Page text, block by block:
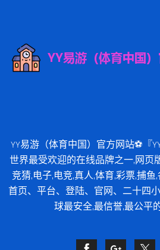
YY易游（体育中国）官方网站⚽️『
世界最受欢迎的在线品牌之一,网页
竞猜,电子,电竞,真人,体育,彩票,捕鱼
首页、平台、登陆、官网、二十四
球最安全,最信誉,最公平